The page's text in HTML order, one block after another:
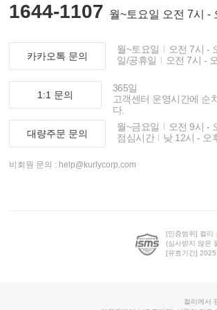
1644-1107 월~토요일 오전 7시 -
카카오톡 문의
월~토요일
오전 7시 -
일/공휴일
오전 7시 -
1:1 문의
365일
고객센터 운영시간에 순
다.
대량주문 문의
월~금요일
오전 9시 -
점심시간
낮 12시 - 오
비회원 문의 : help@kurlycorp.com
[인증범위] 컬리
(심사받지 않은
[유효기간]
컬리에서